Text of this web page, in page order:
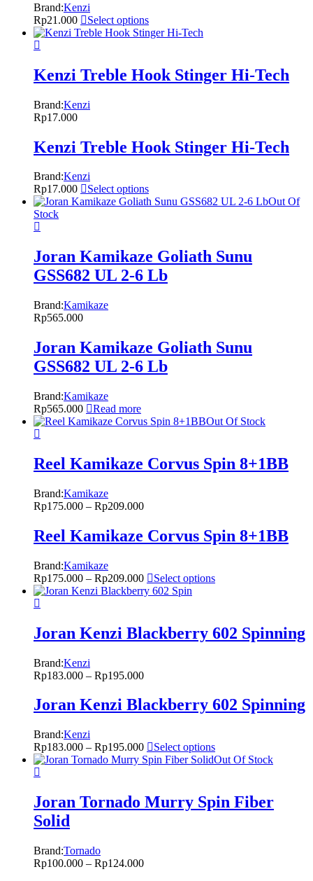
Brand:Kenzi
Rp21.000 Select options
Kenzi Treble Hook Stinger Hi-Tech
Brand:Kenzi
Rp17.000
Kenzi Treble Hook Stinger Hi-Tech
Brand:Kenzi
Rp17.000
Select options
Out Of
Stock
Joran Kamikaze Goliath Sunu
GSS682 UL 2-6 Lb
Brand:Kamikaze
Rp565.000
Joran Kamikaze Goliath Sunu
GSS682 UL 2-6 Lb
Brand:Kamikaze
Rp565.000
Read more
Out Of Stock
Reel Kamikaze Corvus Spin 8+1BB
Brand:Kamikaze
Rp175.000 – Rp209.000
Reel Kamikaze Corvus Spin 8+1BB
Brand:Kamikaze
Rp175.000 – Rp209.000 Select options
Joran Kenzi Blackberry 602 Spinning
Brand:Kenzi
Rp183.000 – Rp195.000
Joran Kenzi Blackberry 602 Spinning
Brand:Kenzi
Rp183.000 – Rp195.000
Select options
Out Of Stock
Joran Tornado Murry Spin Fiber
Solid
Brand:Tornado
Rp100.000 – Rp124.000